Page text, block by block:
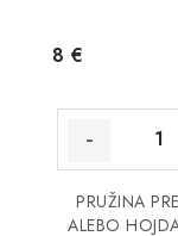
8 €
PRUŽINA
ALEBO